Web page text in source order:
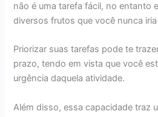
não é uma tarefa fácil, no entanto
diversos frutos que você nunca
Priorizar suas tarefas pode te
prazo, tendo em vista que você
urgência daquela atividade.
Além disso, essa capacidade traz